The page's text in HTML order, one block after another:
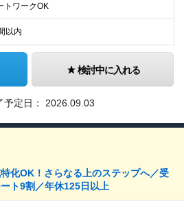
トワークOK
以内
検討中に入れる
予定日： 2026.09.03
化OK！さらなる上のステップへ／受
ト9割／年休125日以上